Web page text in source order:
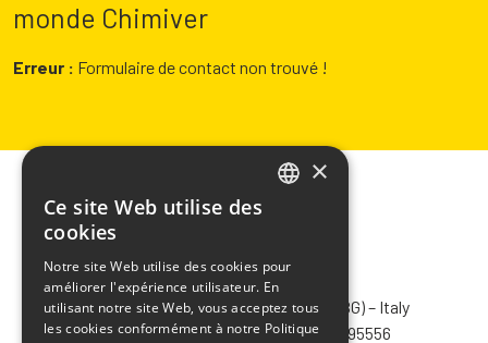
monde Chimiver
Erreur : Formulaire de contact non trouvé !
CHIMIVER PANSERI S.p.A.
Via Bergamo, 1401 – 24030 Pontida (BG) – Italy
Tel.+39 035 795031– Fax +39 035 795556
SPANISH
×
Ce site Web utilise des
cookies
Notre site Web utilise des cookies pour
améliorer l'expérience utilisateur. En
utilisant notre site Web, vous acceptez tous
les cookies conformément à notre Politique